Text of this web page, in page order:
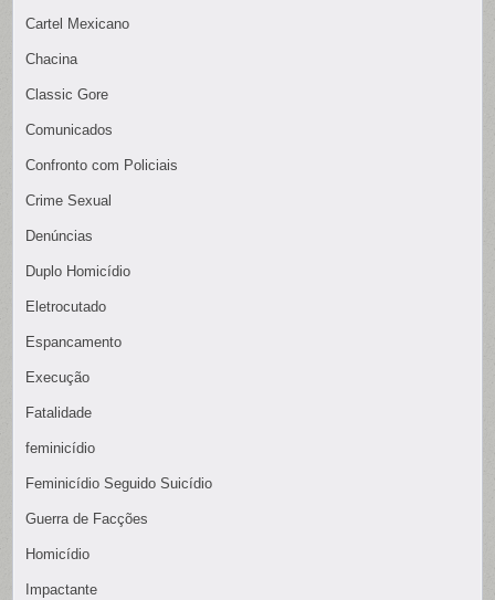
Cartel Mexicano
Chacina
Classic Gore
Comunicados
Confronto com Policiais
Crime Sexual
Denúncias
Duplo Homicídio
Eletrocutado
Espancamento
Execução
Fatalidade
feminicídio
Feminicídio Seguido Suicídio
Guerra de Facções
Homicídio
Impactante